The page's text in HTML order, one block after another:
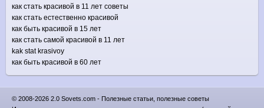
как стать красивой в 11 лет советы
как стать естественно красивой
как быть красивой в 15 лет
как стать самой красивой в 11 лет
kak stat krasivoy
как быть красивой в 60 лет
© 2008-2026 2.0 Sovets.com - Полезные статьи, полезные советы